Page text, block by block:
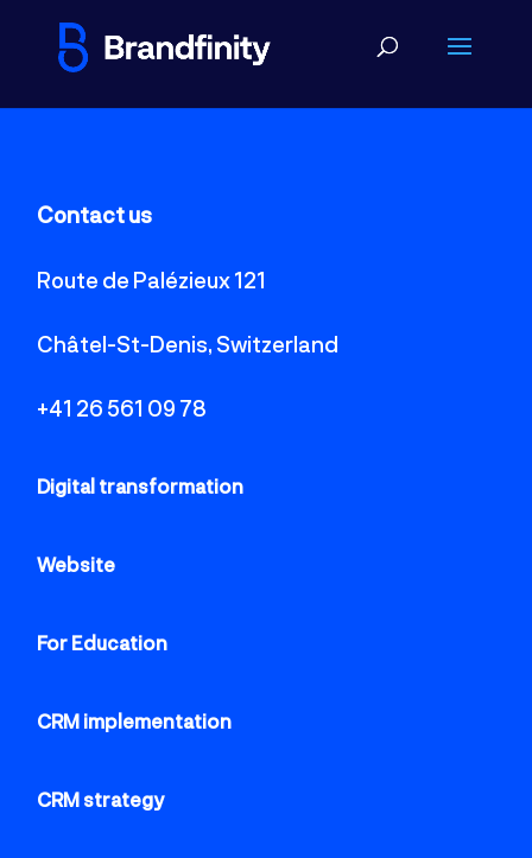
Contact us
Route de Palézieux 121
Châtel-St-Denis, Switzerland
+41 26 561 09 78
Digital transformation
Website
For Education
CRM implementation
CRM strategy